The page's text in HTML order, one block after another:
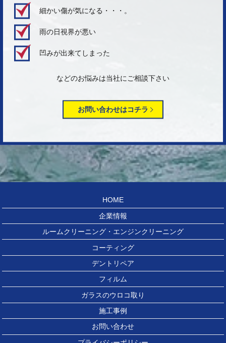
細かい傷が気になる・・・。
雨の日視界が悪い
凹みが出来てしまった
などのお悩みは当社にご相談下さい
お問い合わせはコチラ
HOME
企業情報
ルームクリーニング・エンジンクリーニング
コーティング
デントリペア
フィルム
ガラスのウロコ取り
施工事例
お問い合わせ